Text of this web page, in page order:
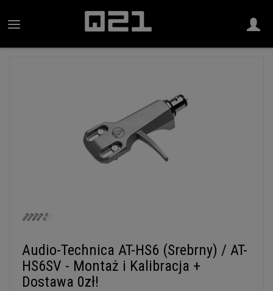
Audio-Technica AT-HS6 (Srebrny) / AT-
HS6SV - Montaż i Kalibracja +
Dostawa 0zł!